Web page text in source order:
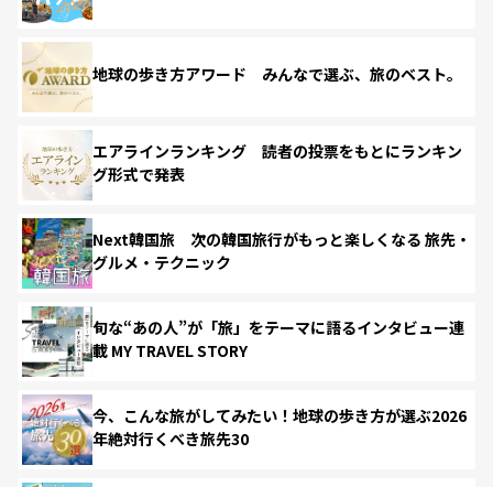
地球の歩き方アワード みんなで選ぶ、旅のベスト。
エアラインランキング 読者の投票をもとにランキン
グ形式で発表
Next韓国旅 次の韓国旅行がもっと楽しくなる 旅先・
グルメ・テクニック
旬な“あの人”が「旅」をテーマに語るインタビュー連
載 MY TRAVEL STORY
今、こんな旅がしてみたい！地球の歩き方が選ぶ2026
年絶対行くべき旅先30